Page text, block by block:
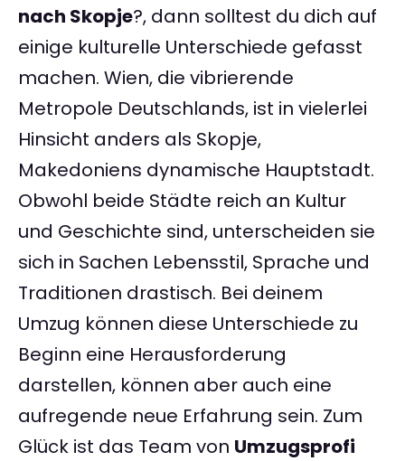
nach Skopje?, dann solltest du dich auf
einige kulturelle Unterschiede gefasst
machen. Wien, die vibrierende
Metropole Deutschlands, ist in vielerlei
Hinsicht anders als Skopje,
Makedoniens dynamische Hauptstadt.
Obwohl beide Städte reich an Kultur
und Geschichte sind, unterscheiden sie
sich in Sachen Lebensstil, Sprache und
Traditionen drastisch. Bei deinem
Umzug können diese Unterschiede zu
Beginn eine Herausforderung
darstellen, können aber auch eine
aufregende neue Erfahrung sein. Zum
Glück ist das Team von Umzugsprofi